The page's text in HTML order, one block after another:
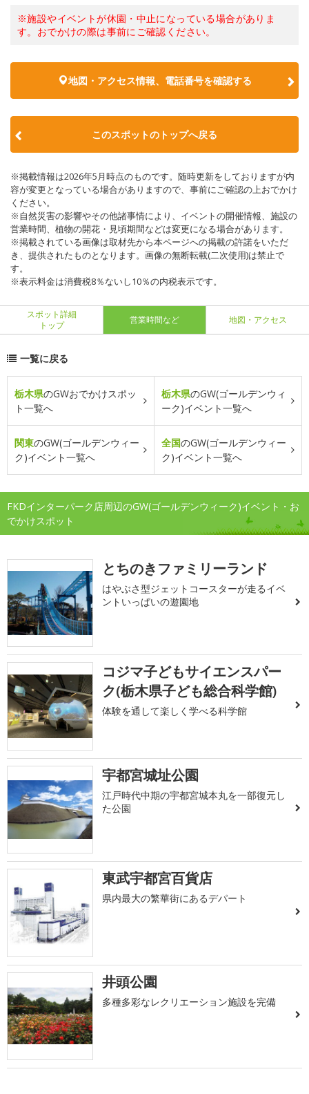
※施設やイベントが休園・中止になっている場合がありま
す。おでかけの際は事前にご確認ください。
地図・アクセス情報、電話番号を確認する
このスポットのトップへ戻る
※掲載情報は2026年5月時点のものです。随時更新をしておりますが内
容が変更となっている場合がありますので、事前にご確認の上おでかけ
ください。
※自然災害の影響やその他諸事情により、イベントの開催情報、施設の
営業時間、植物の開花・見頃期間などは変更になる場合があります。
※掲載されている画像は取材先から本ページへの掲載の許諾をいただ
き、提供されたものとなります。画像の無断転載(二次使用)は禁止で
す。
※表示料金は消費税8％ないし10％の内税表示です。
スポット詳細
トップ
営業時間など 地図・アクセス
一覧に戻る
栃木県のGWおでかけスポッ
ト一覧へ
栃木県のGW(ゴールデンウィ
ーク)イベント一覧へ
関東のGW(ゴールデンウィー
ク)イベント一覧へ
全国のGW(ゴールデンウィー
ク)イベント一覧へ
FKDインターパーク店周辺のGW(ゴールデンウィーク)イベント・お
でかけスポット
とちのきファミリーランド
はやぶさ型ジェットコースターが走るイベ
ントいっぱいの遊園地
コジマ子どもサイエンスパー
ク(栃木県子ども総合科学館)
体験を通して楽しく学べる科学館
宇都宮城址公園
江戸時代中期の宇都宮城本丸を一部復元し
た公園
東武宇都宮百貨店
県内最大の繁華街にあるデパート
井頭公園
多種多彩なレクリエーション施設を完備